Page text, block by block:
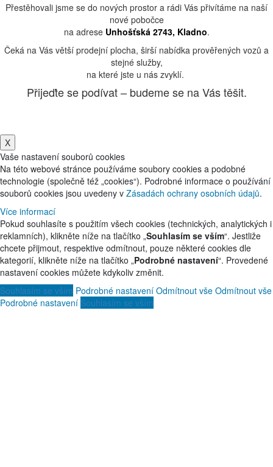
Přestěhovali jsme se do nových prostor a rádi Vás přivítáme na naší
nové pobočce
na adrese Unhošťská 2743, Kladno.
Čeká na Vás větší prodejní plocha, širší nabídka prověřených vozů a
stejné služby,
na které jste u nás zvyklí.
Přijeďte se podívat – budeme se na Vás těšit.
X
Vaše nastavení souborů cookies
Na této webové stránce používáme soubory cookies a podobné
technologie (společně též „cookies“). Podrobné informace o používání
souborů cookies jsou uvedeny v Zásadách ochrany osobních údajů.
Více informací
Pokud souhlasíte s použitím všech cookies (technických, analytických i
reklamních), klikněte níže na tlačítko „Souhlasím se vším“. Jestliže
chcete přijmout, respektive odmítnout, pouze některé cookies dle
kategorií, klikněte níže na tlačítko „Podrobné nastavení“. Provedené
nastavení cookies můžete kdykoliv změnit.
Souhlasím se vším Podrobné nastavení Odmítnout vše Odmítnout vše
Podrobné nastavení Souhlasím se vším